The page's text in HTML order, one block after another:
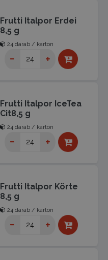
Frutti Italpor Erdei
8,5 g
24 darab / karton
Frutti Italpor IceTea
Cit8,5 g
24 darab / karton
Frutti Italpor Körte
8,5 g
24 darab / karton